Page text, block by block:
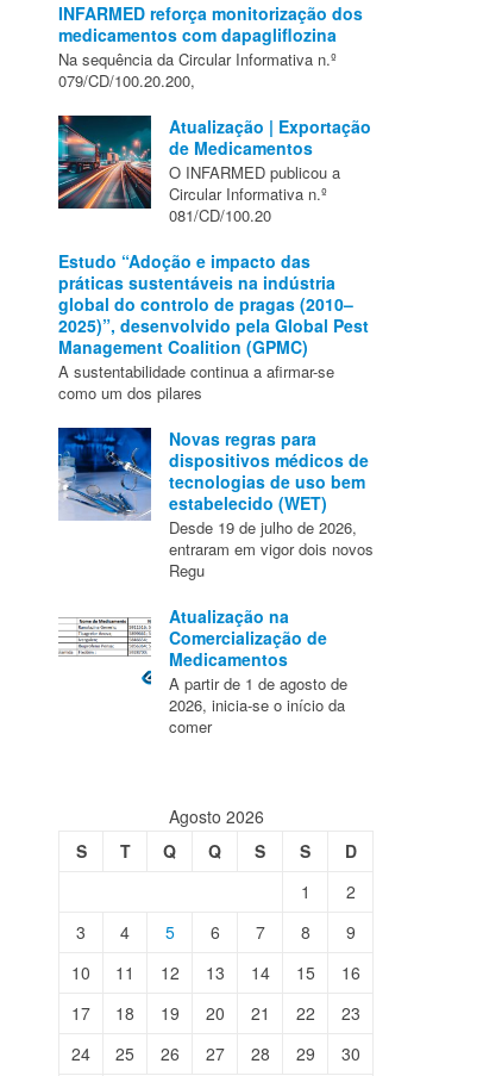
INFARMED reforça monitorização dos
medicamentos com dapagliflozina
Na sequência da Circular Informativa n.º
079/CD/100.20.200,
Atualização | Exportação
de Medicamentos
O INFARMED publicou a
Circular Informativa n.º
081/CD/100.20
Estudo “Adoção e impacto das
práticas sustentáveis na indústria
global do controlo de pragas (2010–
2025)”, desenvolvido pela Global Pest
Management Coalition (GPMC)
A sustentabilidade continua a afirmar-se
como um dos pilares
Novas regras para
dispositivos médicos de
tecnologias de uso bem
estabelecido (WET)
Desde 19 de julho de 2026,
entraram em vigor dois novos
Regu
Atualização na
Comercialização de
Medicamentos
A partir de 1 de agosto de
2026, inicia-se o início da
comer
Agosto 2026
S
T Q Q S S
D
1
2
3
4 5 6 7 8
9
10
11 12 13 14 15
16
17
18 19 20 21 22
23
24
25 26 27 28 29
30